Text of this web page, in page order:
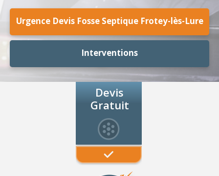
Urgence Devis Fosse Septique Frotey-lès-Lure
Interventions
Devis
Gratuit